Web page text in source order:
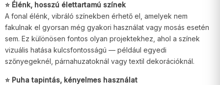
⭐ Élénk, hosszú élettartamú színek
A fonal élénk, vibráló színekben érhető el, amelyek nem
fakulnak el gyorsan még gyakori használat vagy mosás esetén
sem. Ez különösen fontos olyan projektekhez, ahol a színek
vizuális hatása kulcsfontosságú — például egyedi
szőnyegeknél, párnahuzatoknál vagy textil dekorációknál.
⭐ Puha tapintás, kényelmes használat